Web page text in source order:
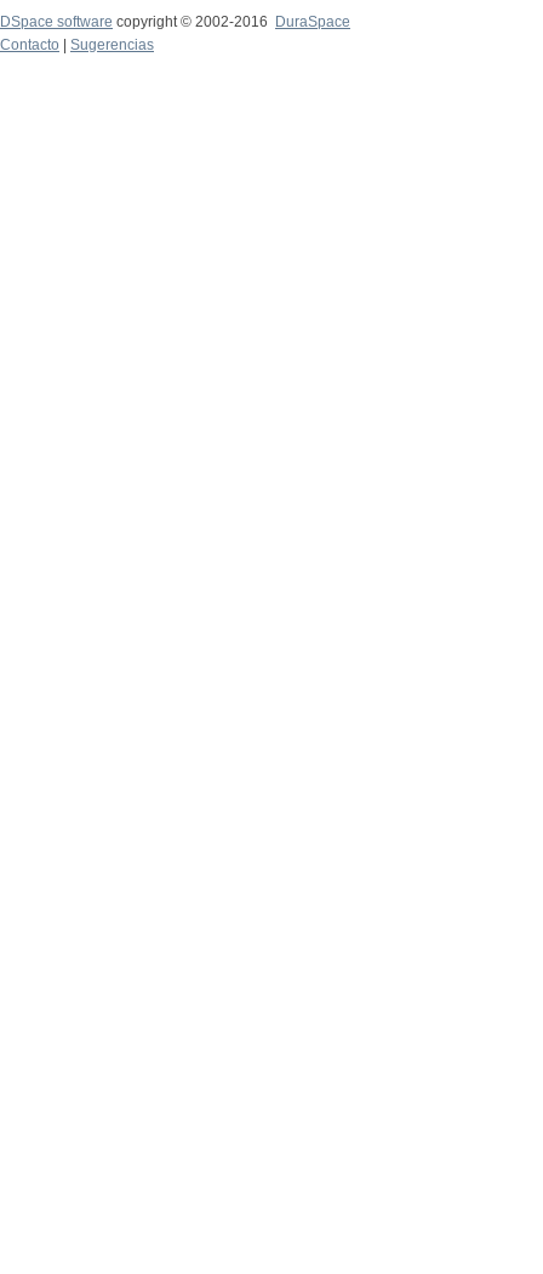
DSpace software copyright © 2002-2016
DuraSpace
Contacto
Sugerencias